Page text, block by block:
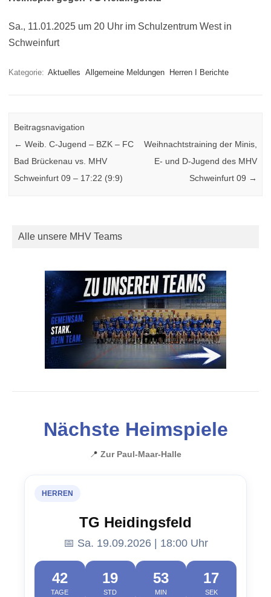
Sa., 11.01.2025 um 20 Uhr im Schulzentrum West in
Schweinfurt
Kategorie: Aktuelles Allgemeine Meldungen Herren I Berichte
Beitragsnavigation
← Weib. C-Jugend – BZK – FC
Bad Brückenau vs. MHV
Schweinfurt 09 – 17:22 (9:9)
Weihnachtstraining der Minis,
E- und D-Jugend des MHV
Schweinfurt 09 →
Alle unsere MHV Teams
Nächste Heimspiele
📍 Zur Paul-Maar-Halle
HERREN
TG Heidingsfeld
📅 Sa. 19.09.2026 | 18:00 Uhr
42
TAGE
19
STD
53
MIN
16
SEK